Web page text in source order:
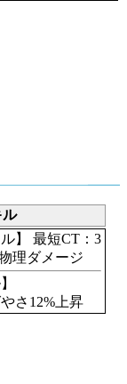
ル
】
最短CT：3
理ダメージ
さ12%上昇